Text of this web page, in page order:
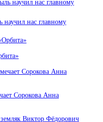
научил нас главному
Сорокова Анна